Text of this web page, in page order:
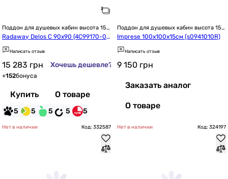
Поддон для душевых кабин высота 15
см / 150 мм
Radaway Delos C 90x90 (4C99170-0
3)
Написать отзыв
15 283 грн Хочешь дешевле?
+152бонуса
Купить О товаре
5 5 5 5 5
Поддон для душевых кабин высота 15
см / 150 мм
Imprese 100x100x15см (s0941010R)
Написать отзыв
9 150 грн
Заказать аналог
О товаре
Нет в наличии Код: 332587 Нет в наличии Код: 324197